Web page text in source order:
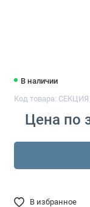
В наличии
Код товара:
Цена по
В избранное